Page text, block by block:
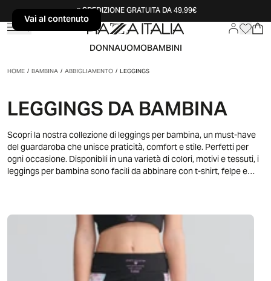
Vai al contenutoSPEDIZIONE GRATUITA DA 49,99€
DONNAUOMOBAMBINI
HOME/BAMBINA/ABBIGLIAMENTO/LEGGINGS
LEGGINGS DA BAMBINA
Scopri la nostra collezione di leggings per bambina, un must-have
del guardaroba che unisce praticità, comfort e stile. Perfetti per
ogni occasione. Disponibili in una varietà di colori, motivi e tessuti, i
leggings per bambina sono facili da abbinare con t-shirt, felpe e
Vai al contenuto